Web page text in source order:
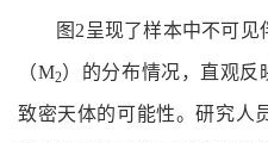
图2呈现了样本中不可见
（M2）的分布情况，直观反
致密天体的可能性。研究人